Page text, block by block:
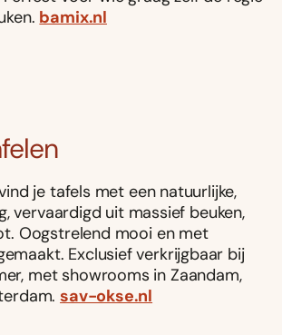
bamix.nl
je tafels met een natuurlijke,
vervaardigd uit massief beuken,
Oogstrelend mooi en met
Exclusief verkrijgbaar bij
met showrooms in Zaandam,
sav-okse.nl